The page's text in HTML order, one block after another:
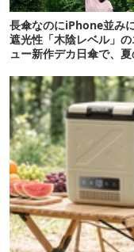
長傘なのにiPhone並みに
遮光性「木陰レベル」
ュー新作デカ日傘で、夏